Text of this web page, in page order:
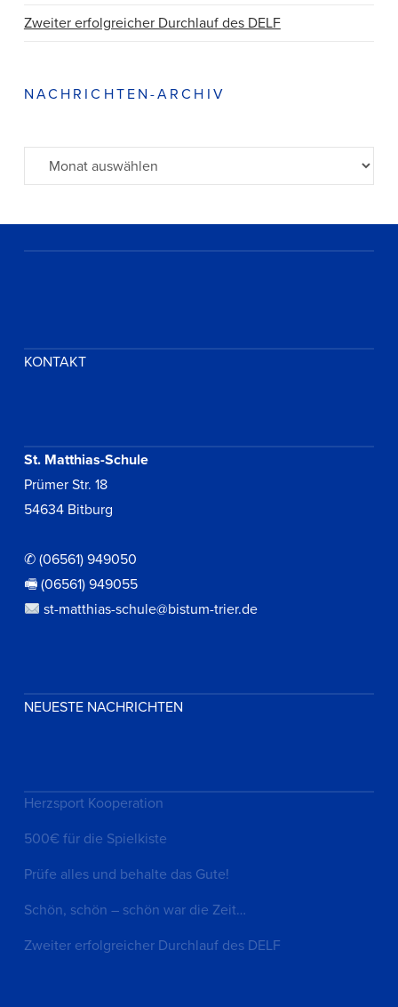
Zweiter erfolgreicher Durchlauf des DELF
NACHRICHTEN-ARCHIV
Archiv
KONTAKT
St. Matthias-Schule
Prümer Str. 18
54634 Bitburg
✆ (06561) 949050
🖷 (06561) 949055
st-matthias-schule@bistum-trier.de
NEUESTE NACHRICHTEN
Herzsport Kooperation
500€ für die Spielkiste
Prüfe alles und behalte das Gute!
Schön, schön – schön war die Zeit…
Zweiter erfolgreicher Durchlauf des DELF